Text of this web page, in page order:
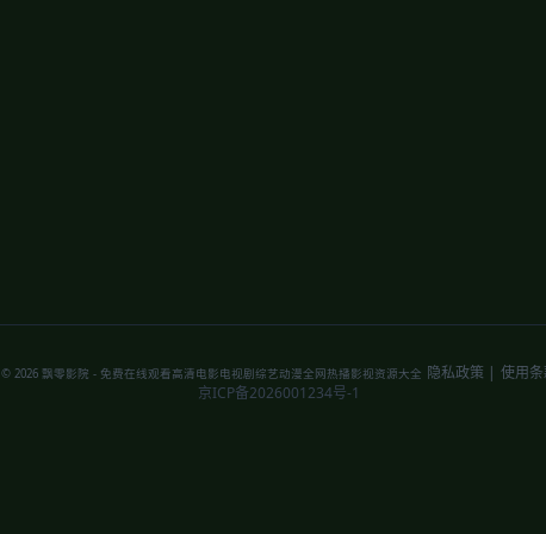
© 2026 飘零影院 - 免费在线观看高清电影电视剧综艺动漫全网热播影视资源大全 隐私政策 | 使用
京ICP备2026001234号-1